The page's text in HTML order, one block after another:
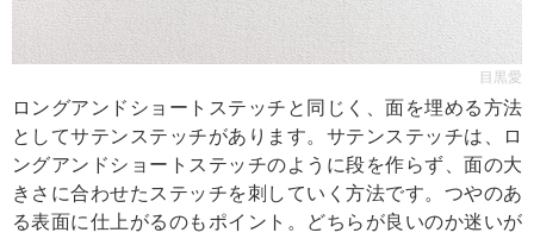
目黒愛
ロングアンドショートステッチと同じく、面を埋める方法
としてサテンステッチがあります。サテンステッチは、ロ
ングアンドショートステッチのように段を作らず、面の大
きさに合わせたステッチを刺していく方法です。つやのあ
る表面に仕上がるのもポイント。どちらが良いのか迷いが